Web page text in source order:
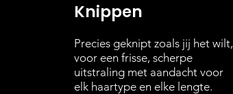
Knippen
Precies geknipt zoals jij het wilt,
voor een frisse, scherpe
uitstraling met aandacht voor
elk haartype en elke lengte.